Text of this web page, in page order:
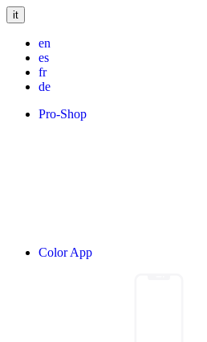
it
en
es
fr
de
Pro-Shop
Color App